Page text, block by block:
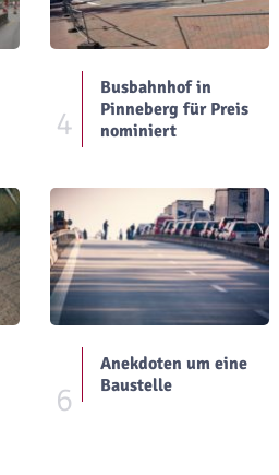
4
Busbahnhof in
Pinneberg für Preis
nominiert
6
Anekdoten um eine
Baustelle